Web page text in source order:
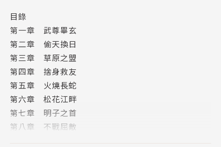
大草原東北形勢風雲詭譎，突厥、契丹、高麗、室韋、
回紇、鐵勒、靺鞨各部，全捲入粟末立國的漩渦，激烈
的衝突已難避免。
《大唐雙龍傳》是武俠大師黃易歷史武俠的盛世起點。
大唐群豪、或真實或虛構，一一躍然紙上。出版後不但
立刻風靡全球華人世界，更在往後多次改編為遊戲、漫
畫與電視劇，成為絕無僅有跨世代、跨地域的武俠經
目錄
第一章 武尊畢玄
第二章 偷天換日
第三章 草原之盟
第四章 捨身救友
第五章 火燒長蛇
第六章 松花江畔
第七章 明子之首
第八章 不戰屈敵